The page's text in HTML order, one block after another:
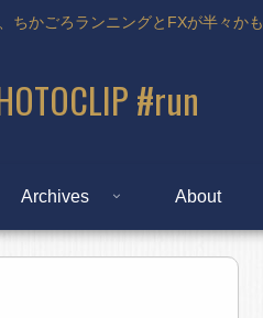
ちかごろランニングとFXが半々かも
#run
Archives About